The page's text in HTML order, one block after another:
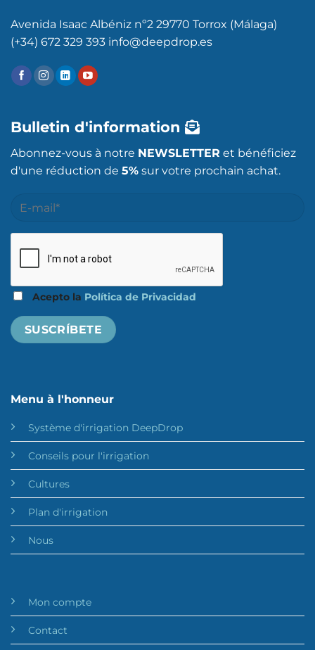
Avenida Isaac Albéniz nº2 29770 Torrox (Málaga)
(+34) 672 329 393 info@deepdrop.es
Menu à l'honneur
Système d'irrigation DeepDrop
Conseils pour l'irrigation
Cultures
Plan d'irrigation
Nous
Mon compte
Contact
Bulletin d'information
Abonnez-vous à notre NEWSLETTER et bénéficiez
d'une réduction de 5% sur votre prochain achat.
Acepto la Política de Privacidad